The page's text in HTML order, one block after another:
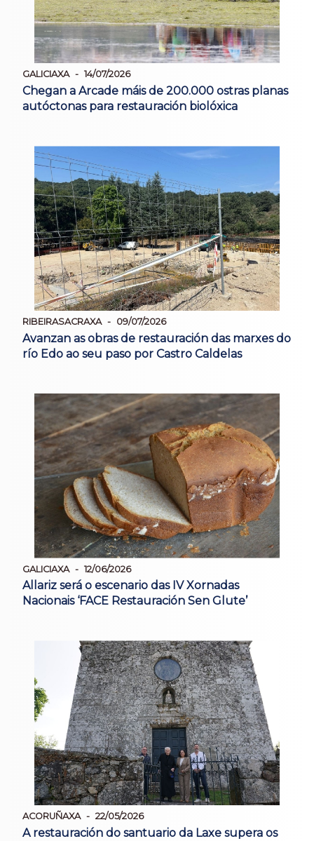
GALICIAXA 14/07/2026
Chegan a Arcade máis de 200.000 ostras planas
autóctonas para restauración biolóxica
RIBEIRASACRAXA 09/07/2026
Avanzan as obras de restauración das marxes do
río Edo ao seu paso por Castro Caldelas
GALICIAXA 12/06/2026
Allariz será o escenario das IV Xornadas
Nacionais ‘FACE Restauración Sen Glute’
ACORUÑAXA 22/05/2026
A restauración do santuario da Laxe supera os